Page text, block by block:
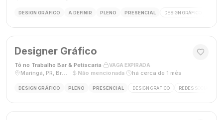
DESIGN GRÁFICO A DEFINIR PLENO PRESENCIAL DESIGN GRÁFICO
Designer Gráfico
Tô no Trabalho Bar & Petiscaria VAGA EXPIRADA
Maringá, PR, Brasil
Não mencionada há cerca de 1 mês
DESIGN GRÁFICO PLENO PRESENCIAL DESIGN GRÁFICO REDES SOCIAIS